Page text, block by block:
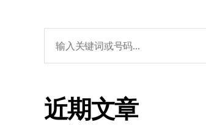
索：
近期文章